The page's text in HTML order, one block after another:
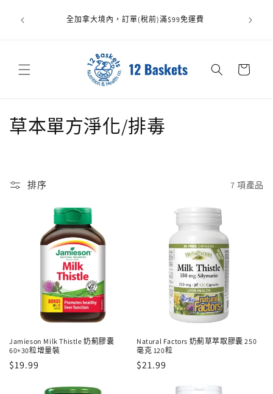
容
全加拿大境內，訂單(稅前)滿$99免運費
物
商
列
草本單方淨化/排毒
排序 7 項產品
Jamieson Milk Thistle 奶薊膠囊
60+30粒增量裝
定
$19.99
Natural Factors 奶薊草萃取膠囊 250
毫克 120粒
定
$21.99